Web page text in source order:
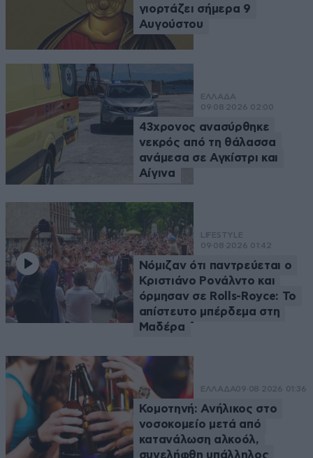
γιορτάζει σήμερα 9
Αυγούστου
ΕΛΛΑΔΑ
09·08·2026 02:00
43χρονος ανασύρθηκε
νεκρός από τη θάλασσα
ανάμεσα σε Αγκίστρι και
Αίγινα
LIFESTYLE
09·08·2026 01:42
Νόμιζαν ότι παντρεύεται ο
Κριστιάνο Ρονάλντο και
όρμησαν σε Rolls-Royce: Το
απίστευτο μπέρδεμα στη
Μαδέρα
ΕΛΛΑΔΑ09·08·2026 01:36
Κομοτηνή: Ανήλικος στο
νοσοκομείο μετά από
κατανάλωση αλκοόλ,
συνελήφθη υπάλληλος